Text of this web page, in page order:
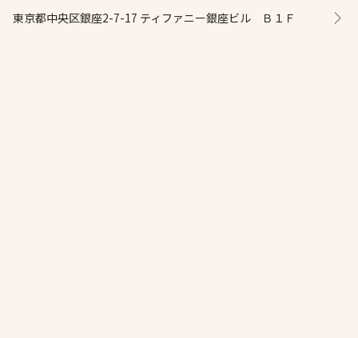
東京都中央区銀座2-7-17 ティファニー銀座ビル Ｂ１Ｆ